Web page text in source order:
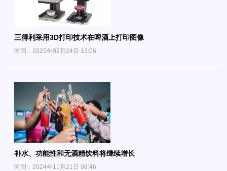
三得利采用3D打印技术在啤酒上打印图像
时间：2025年02月24日 13:06
补水、功能性和无酒精饮料将继续增长
时间：2024年11月21日 08:46